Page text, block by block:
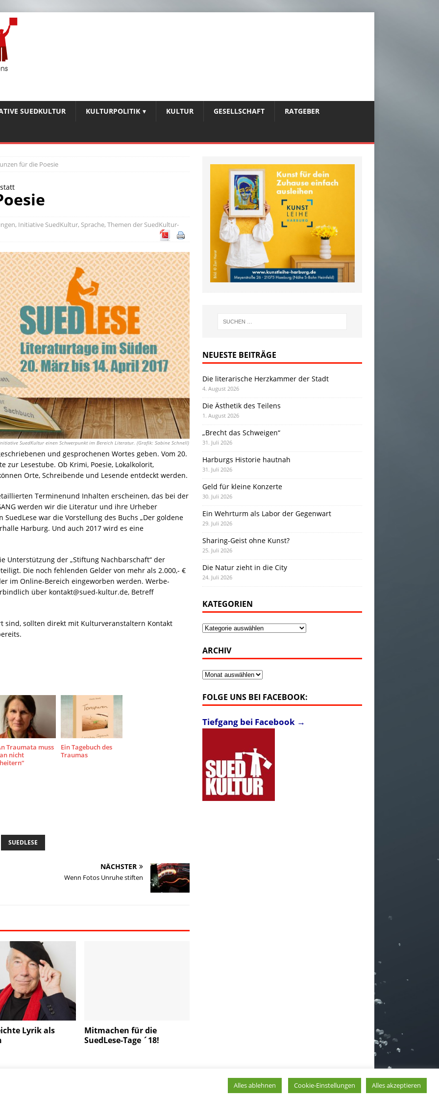
SUEDKULTUR KULTURPOLITIK KULTUR GESELLSCHAFT RATGEBER
für die Poesie
, Initiative SuedKultur, Sprache, Themen der SuedKultur-
SuedKultur einen Schwerpunkt im Bereich Literatur. (Grafik: Sabine Schnell)
und gesprochenen Wortes geben. Vom 20.
Lesestube. Ob Krimi, Poesie, Lokalkolorit,
Orte, Schreibende und Lesende entdeckt werden.
Terminenund Inhalten erscheinen, das bei der
werden wir die Literatur und ihre Urheber
war die Vorstellung des Buchs „Der goldene
Harburg. Und auch 2017 wird es eine
Unterstützung der „Stiftung Nachbarschaft“ der
Die noch fehlenden Gelder von mehr als 2.000,- €
im Online-Bereich eingeworben werden. Werbe-
über kontakt@sued-kultur.de, Betreff
sind, sollten direkt mit Kulturveranstaltern Kontakt
Traumata muss
nicht
Ein Tagebuch des
Traumas
SUEDLESE
NÄCHSTER
Wenn Fotos Unruhe stiften
Lyrik als
Mitmachen für die
SuedLese-Tage ´18!
NEUESTE BEITRÄGE
Die literarische Herzkammer der Stadt
4. August 2026
Die Ästhetik des Teilens
1. August 2026
„Brecht das Schweigen“
31. Juli 2026
Harburgs Historie hautnah
31. Juli 2026
Geld für kleine Konzerte
30. Juli 2026
Ein Wehrturm als Labor der Gegenwart
29. Juli 2026
Sharing-Geist ohne Kunst?
25. Juli 2026
Die Natur zieht in die City
24. Juli 2026
KATEGORIEN
Kategorien
ARCHIV
Archiv
FOLGE UNS BEI FACEBOOK:
Tiefgang bei Facebook →
Alles ablehnen Cookie-Einstellungen Alles akzeptieren